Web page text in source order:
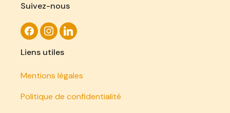
Suivez-nous
Liens utiles
Mentions légales
Politique de confidentialité